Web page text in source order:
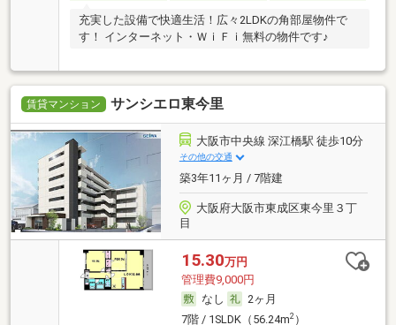
充実した設備で快適生活！広々2LDKの角部屋物件で
す！ インターネット・ＷｉＦｉ無料の物件です♪
賃貸マンション サンシエロ東今里
大阪市中央線 深江橋駅 徒歩10分
その他の交通
築3年11ヶ月 / 7階建
大阪府大阪市東成区東今里３丁
目
15.30万円
管理費9,000円
なし
2ヶ月
7階 / 1SLDK（56.24m2）